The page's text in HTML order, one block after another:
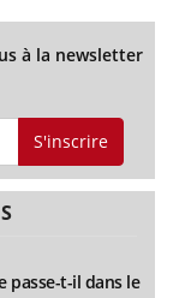
à la newsletter
S'inscrire
passe-t-il dans le